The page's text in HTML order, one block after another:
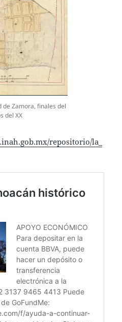
de Zamora, finales del
del XX
repositorio/la_